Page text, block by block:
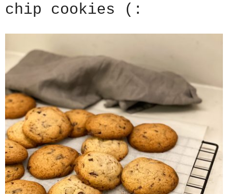
chip cookies (: